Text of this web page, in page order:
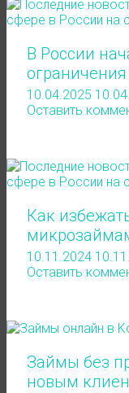
В России
10.04.2025
Оставить
Как
10.11.2024
Оставить
Займы без
новым